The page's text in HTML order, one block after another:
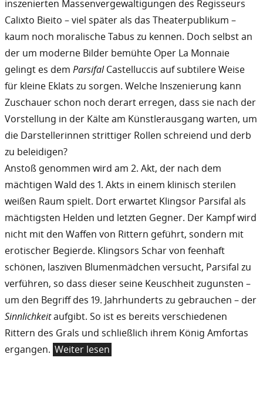
inszenierten Massenvergewaltigungen des Regisseurs
Calixto Bieito – viel später als das Theaterpublikum –
kaum noch moralische Tabus zu kennen. Doch selbst an
der um moderne Bilder bemühte Oper La Monnaie
gelingt es dem ParsifalCastelluccis auf subtilere Weise
für kleine Eklats zu sorgen. Welche Inszenierung kann
Zuschauer schon noch derart erregen, dass sie nach der
Vorstellung in der Kälte am Künstlerausgang warten, um
die Darstellerinnen strittiger Rollen schreiend und derb
zu beleidigen?
Anstoß genommen wird am 2. Akt, der nach dem
mächtigen Wald des 1. Akts in einem klinisch sterilen
weißen Raum spielt. Dort erwartet Klingsor Parsifal als
mächtigsten Helden und letzten Gegner. Der Kampf wird
nicht mit den Waffen von Rittern geführt, sondern mit
erotischer Begierde. Klingsors Schar von feenhaft
schönen, lasziven Blumenmädchen versucht, Parsifal zu
verführen, so dass dieser seine Keuschheit zugunsten –
um den Begriff des 19. Jahrhunderts zu gebrauchen – der
Sinnlichkeitaufgibt. So ist es bereits verschiedenen
Rittern des Grals und schließlich ihrem König Amfortas
ergangen. Weiter lesen